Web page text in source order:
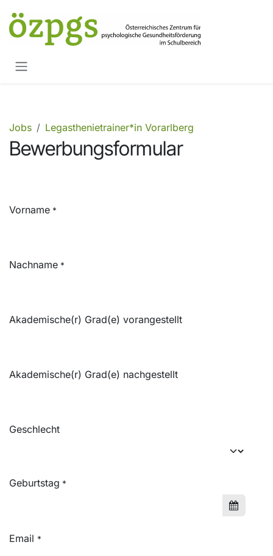
Jobs Legasthenietrainer*in Vorarlberg
Bewerbungsformular
Vorname *
Nachname *
Akademische(r) Grad(e) vorangestellt
Akademische(r) Grad(e) nachgestellt
Geschlecht
Geburtstag *
Email *